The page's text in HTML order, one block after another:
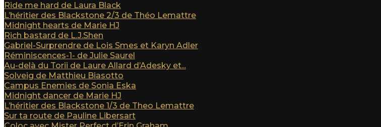
Ride me hard de Laura Black
L’héritier des Blackstone 2/3 de Théo Lemattre
Midnight hearts de Marie HJ
Rich bastard de L.J.Shen
Gabriel-Surprendre de Lois Smes et Karyn Adler
Réminiscences-1- de Julie Saurel
Au-delà du Torii de Laure Allard d’Adesky et...
Solveig de Matthieu Biasotto
Campus Enemies de Sonia Eska
Midnight dancer de Marie HJ
L’héritier des Blackstone 1/3 de Theo Lemattre
Sur ta route de Pauline Libersart